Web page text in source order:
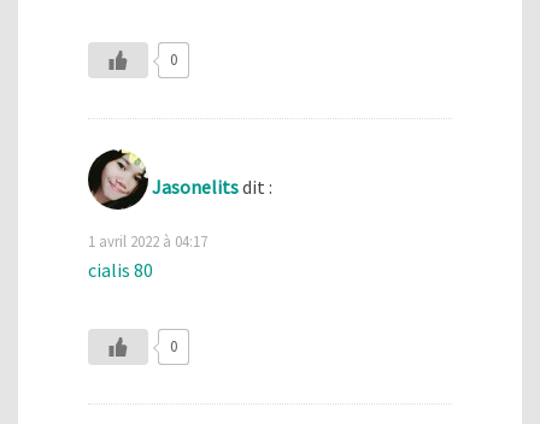
0
Jasonelitsdit :
1 avril 2022 à 04:17
cialis 80
0